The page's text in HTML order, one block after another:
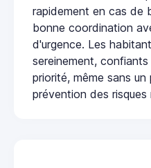
rapidement en cas de
bonne coordination
d'urgence. Les
sereinement,
priorité, même sans
prévention des risques